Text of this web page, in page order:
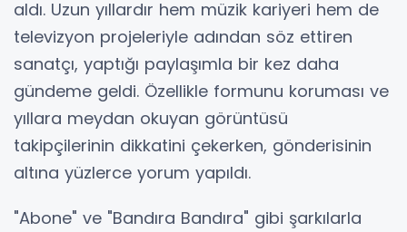
aldı. Uzun yıllardır hem müzik kariyeri hem de
televizyon projeleriyle adından söz ettiren
sanatçı, yaptığı paylaşımla bir kez daha
gündeme geldi. Özellikle formunu koruması ve
yıllara meydan okuyan görüntüsü
takipçilerinin dikkatini çekerken, gönderisinin
altına yüzlerce yorum yapıldı.
"Abone" ve "Bandıra Bandıra" gibi şarkılarla